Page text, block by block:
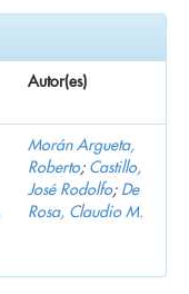
Autor(es)
Morán Argueta,
Roberto; Castillo,
José Rodolfo; De
Rosa, Claudio M.